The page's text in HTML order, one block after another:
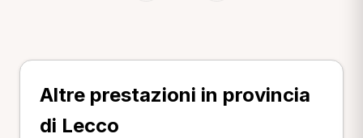
Altre prestazioni in provincia
di Lecco